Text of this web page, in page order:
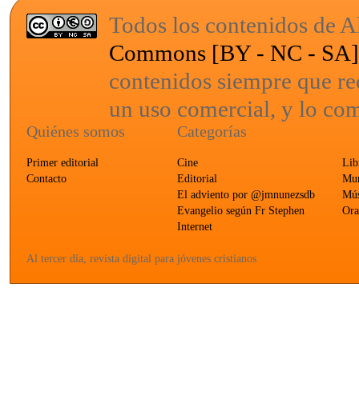
Todos los contenidos de
Commons [BY - NC - SA]
contenidos siempre que
un uso comercial, y lo
Quiénes somos
Primer editorial
Contacto
Categorías
Cine
Editorial
El adviento por @jmnunezsdb
Evangelio según Fr Stephen
Internet
Al tercer día, revista digital para jóvenes cristianos